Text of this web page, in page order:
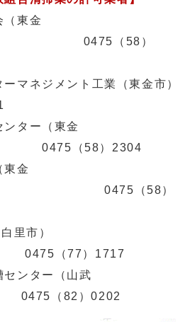
東金
（58）
マネジメント工業（東金市）
ター（東金
（58）2304
金
（58）
白里市）
）1717
ンター（山武
82）0202